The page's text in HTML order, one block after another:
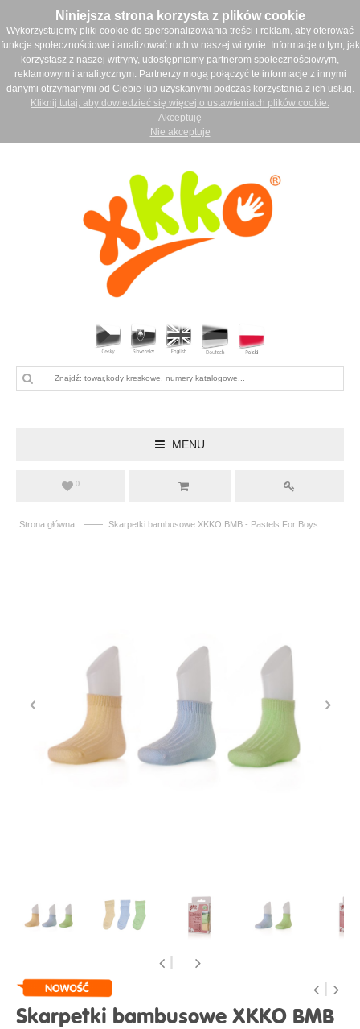
Niniejsza strona korzysta z plików cookie
Wykorzystujemy pliki cookie do spersonalizowania treści i reklam, aby oferować
funkcje społecznościowe i analizować ruch w naszej witrynie. Informacje o tym, jak
korzystasz z naszej witryny, udostępniamy partnerom społecznościowym,
reklamowym i analitycznym. Partnerzy mogą połączyć te informacje z innymi
danymi otrzymanymi od Ciebie lub uzyskanymi podczas korzystania z ich usług.
Kliknij tutaj, aby dowiedzieć się więcej o ustawieniach plików cookie.
Akceptuję
Nie akceptuje
MENU
0
Strona główna —— Skarpetki bambusowe XKKO BMB - Pastels For Boys
Skarpetki bambusowe XKKO BMB